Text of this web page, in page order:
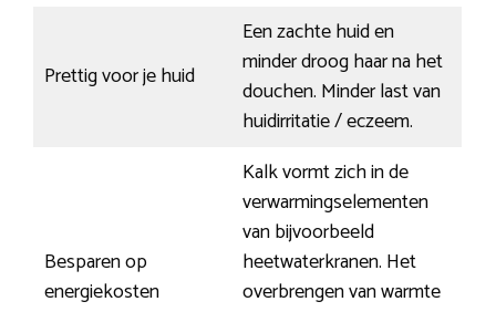
Prettig voor je huid
Een zachte huid en
minder droog haar na het
douchen. Minder last van
huidirritatie / eczeem.
Besparen op
energiekosten
Kalk vormt zich in de
verwarmingselementen
van bijvoorbeeld
heetwaterkranen. Het
overbrengen van warmte